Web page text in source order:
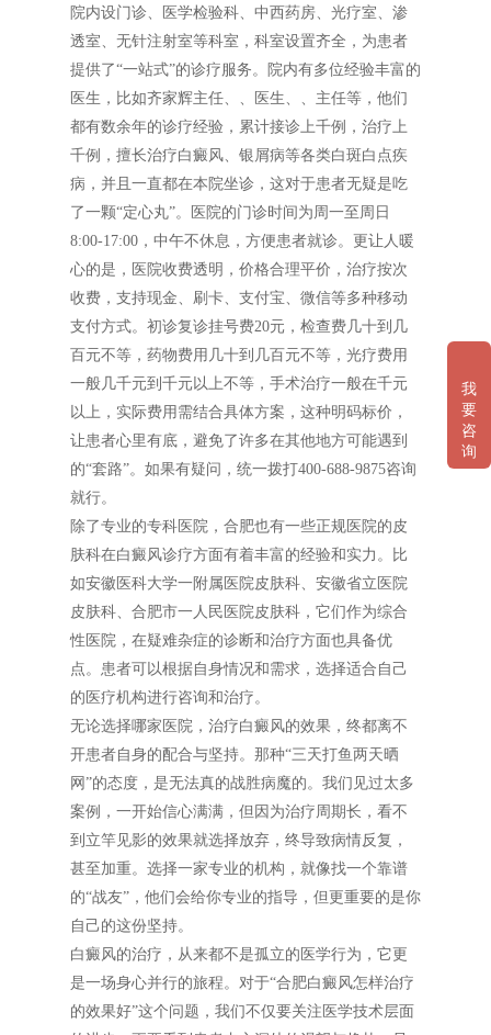
院内设门诊、医学检验科、中西药房、光疗室、渗
透室、无针注射室等科室，科室设置齐全，为患者
提供了“一站式”的诊疗服务。院内有多位经验丰富的
医生，比如齐家辉主任、、医生、、主任等，他们
都有数余年的诊疗经验，累计接诊上千例，治疗上
千例，擅长治疗白癜风、银屑病等各类白斑白点疾
病，并且一直都在本院坐诊，这对于患者无疑是吃
了一颗“定心丸”。医院的门诊时间为周一至周日
8:00-17:00，中午不休息，方便患者就诊。更让人暖
心的是，医院收费透明，价格合理平价，治疗按次
收费，支持现金、刷卡、支付宝、微信等多种移动
支付方式。初诊复诊挂号费20元，检查费几十到几
百元不等，药物费用几十到几百元不等，光疗费用
一般几千元到千元以上不等，手术治疗一般在千元
以上，实际费用需结合具体方案，这种明码标价，
让患者心里有底，避免了许多在其他地方可能遇到
的“套路”。如果有疑问，统一拨打400-688-9875咨询
就行。
除了专业的专科医院，合肥也有一些正规医院的皮
肤科在白癜风诊疗方面有着丰富的经验和实力。比
如安徽医科大学一附属医院皮肤科、安徽省立医院
皮肤科、合肥市一人民医院皮肤科，它们作为综合
性医院，在疑难杂症的诊断和治疗方面也具备优
点。患者可以根据自身情况和需求，选择适合自己
的医疗机构进行咨询和治疗。
无论选择哪家医院，治疗白癜风的效果，终都离不
开患者自身的配合与坚持。那种“三天打鱼两天晒
网”的态度，是无法真的战胜病魔的。我们见过太多
案例，一开始信心满满，但因为治疗周期长，看不
到立竿见影的效果就选择放弃，终导致病情反复，
甚至加重。选择一家专业的机构，就像找一个靠谱
的“战友”，他们会给你专业的指导，但更重要的是你
自己的这份坚持。
白癜风的治疗，从来都不是孤立的医学行为，它更
是一场身心并行的旅程。对于“合肥白癜风怎样治疗
的效果好”这个问题，我们不仅要关注医学技术层面
我
要
咨
询